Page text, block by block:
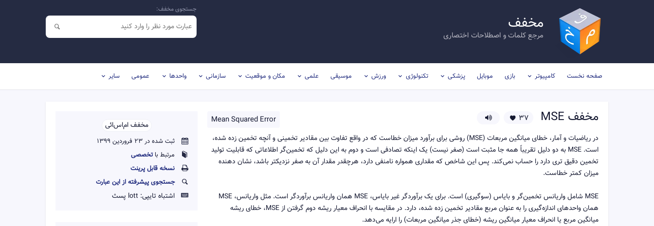
مخفف
مرجع کلمات و اصطلاحات اختصاری
جستجوی مخفف:
صفحه نخست کامپیوتر بازی موبایل پزشکی تکنولوژی ورزش موسیقی علمی مکان و موقعیت سازمانی واحدها عمومی سایر
مخفف MSE
Mean Squared Error 37
در ریاضیات و آمار، خطای میانگین مربعات (MSE) روشی برای برآورد میزان خطاست که در واقع تفاوت بین مقادیر تخمینی و آنچه تخمین زده شده،
است. MSE به دو دلیل تقریباً همه جا مثبت است (صفر نیست) یک اینکه تصادفی است و دوم به این دلیل که تخمین‌گر اطلاعاتی که قابلیت تولید
تخمین دقیق تری دارد را حساب نمی‌کند. پس این شاخص که مقداری همواره نامنفی دارد، هرچقدر مقدار آن به صفر نزدیکتر باشد، نشان دهنده
میزان کمتر خطاست.
MSE شامل واریانس تخمین‌گر و بایاس (سوگیری) است. برای یک برآوردگر غیر بایاس، MSE همان واریانس برآوردگر است. مثل واریانس، MSE
همان واحدهای اندازه‌گیری را به عنوان مربع مقادیر تخمین زده شده، دارد. در مقایسه با انحراف معیار ریشه دوم گرفتن از MSE، خطای ریشه
میانگین مربع یا انحراف معیار میانگین ریشه (خطای جذر میانگین مربعات) را ارایه می‌دهد.
مخفف ام‌اس‌ائی‌‌
ثبت شده در 23 فروردین 1399
مرتبط باتخصصی
نسخه قابل پرينت
جستجوی پیشرفته از این عبارت
اشتباه تایپی: lott پسث